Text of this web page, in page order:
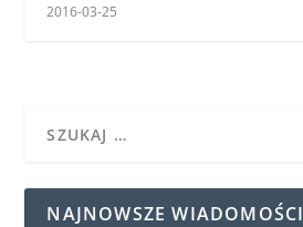
2016-03-25
NAJNOWSZE WIADOMOŚCI